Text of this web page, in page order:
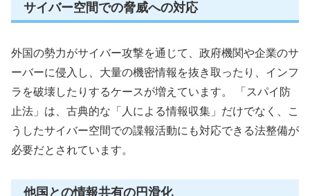
サイバー空間での脅威への対応
外国の勢力がサイバー攻撃を通じて、政府機関や企業のサ
ーバーに侵入し、大量の機密情報を抜き取ったり、インフ
ラを破壊したりするケースが増えています。 「スパイ防
止法」は、古典的な「人による情報収集」だけでなく、こ
うしたサイバー空間での諜報活動にも対応できる法整備が
必要だとされています。
他国との情報共有の円滑化